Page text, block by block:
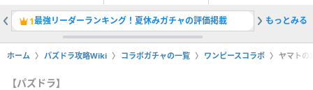
1最強リーダーランキング！夏休みガチャの評価掲載 2コード
もっとみる
ホーム パズドラ攻略Wiki コラボガチャの一覧 ワンピースコラボ ヤマトの
【パズドラ】